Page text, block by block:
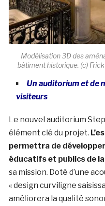
Modélisation 3D des
bâtiment historique. (c)
Un auditorium et de
visiteurs
Le nouvel auditorium
élément clé du projet.
permettra de
éducatifs et publics de
sa mission. Doté d’une
« design curviligne
améliorera la qualité